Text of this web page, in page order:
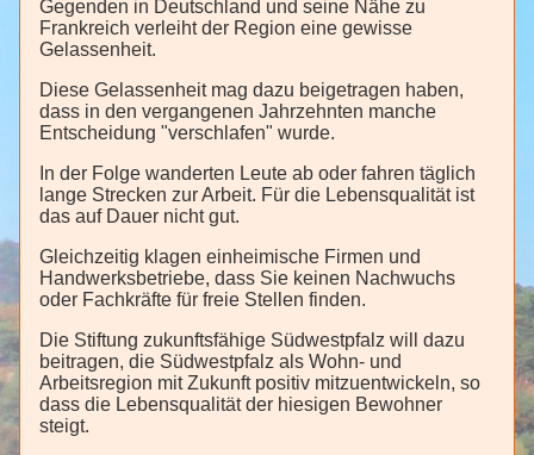
Gegenden in Deutschland und seine Nähe zu
Frankreich verleiht der Region eine gewisse
Gelassenheit.
Diese Gelassenheit mag dazu beigetragen haben,
dass in den vergangenen Jahrzehnten manche
Entscheidung "verschlafen" wurde.
In der Folge wanderten Leute ab oder fahren täglich
lange Strecken zur Arbeit. Für die Lebensqualität ist
das auf Dauer nicht gut.
Gleichzeitig klagen einheimische Firmen und
Handwerksbetriebe, dass Sie keinen Nachwuchs
oder Fachkräfte für freie Stellen finden.
Die Stiftung zukunftsfähige Südwestpfalz will dazu
beitragen, die Südwestpfalz als Wohn- und
Arbeitsregion mit Zukunft positiv mitzuentwickeln, so
dass die Lebensqualität der hiesigen Bewohner
steigt.